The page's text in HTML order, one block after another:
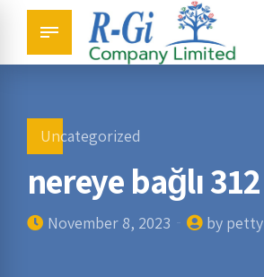
Uncategorized
nereye bağlı 312
November 8, 2023 by petty